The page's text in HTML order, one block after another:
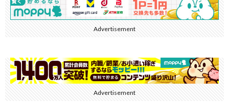
Advertisement
Advertisement